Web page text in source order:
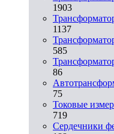
1903
1137
585
86
75
Токовые
719
Сердечники